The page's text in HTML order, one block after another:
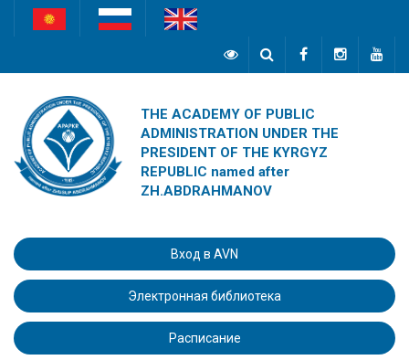
THE ACADEMY OF PUBLIC
ADMINISTRATION UNDER THE
PRESIDENT OF THE KYRGYZ
REPUBLIC named after
ZH.ABDRAHMANOV
Вход в AVN
Электронная библиотека
Расписание